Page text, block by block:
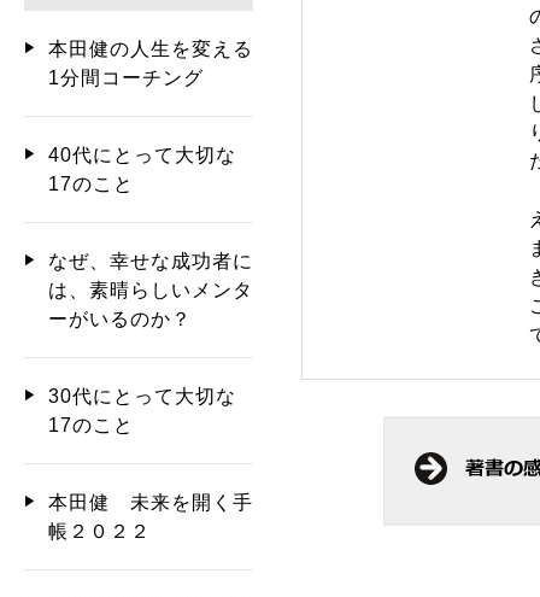
本田健の人生を変える
1分間コーチング
40代にとって大切な
17のこと
なぜ、幸せな成功者に
は、素晴らしいメンタ
ーがいるのか？
30代にとって大切な
17のこと
本田健 未来を開く手
帳２０２２